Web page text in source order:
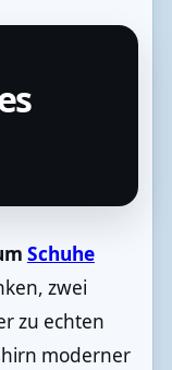
Schuhe
zwei
zu echten
moderner